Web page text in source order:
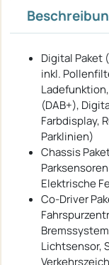
Digital Paket
inkl.
(DAB+),
Farbdisplay,
Parklinien)
Chassis
Elektrische
Co-Driver
Lichtsensor,